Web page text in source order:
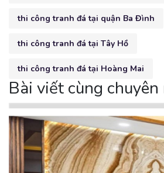
thi công tranh đá tại quận Ba Đình
thi công tranh đá tại Tây Hồ
thi công tranh đá tại Hoàng Mai
Bài viết cùng chuyên